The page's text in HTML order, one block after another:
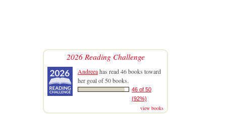
2026 Reading Challenge
Andreeahas read 46 books toward
her goal of 50 books.
46 of 50
(92%)
view books